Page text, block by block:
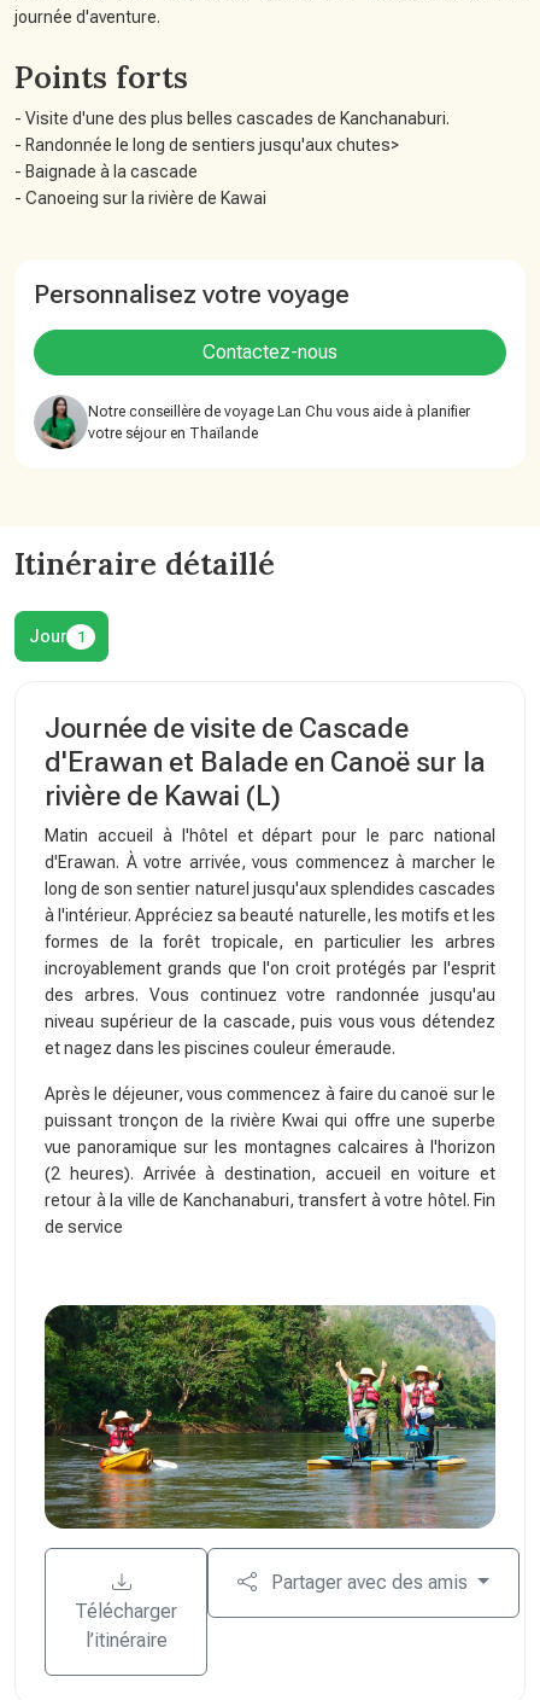
journée d'aventure.
Points forts
- Visite d'une des plus belles cascades de Kanchanaburi.
- Randonnée le long de sentiers jusqu'aux chutes>
- Baignade à la cascade
- Canoeing sur la rivière de Kawai
Personnalisez votre voyage
Contactez-nous
Notre conseillère de voyage Lan Chu vous aide à planifier
votre séjour en Thaïlande
Itinéraire détaillé
Jour 1
Journée de visite de Cascade
d'Erawan et Balade en Canoë sur la
rivière de Kawai (L)
Matin accueil à l'hôtel et départ pour le parc national
d'Erawan. À votre arrivée, vous commencez à marcher le
long de son sentier naturel jusqu'aux splendides cascades
à l'intérieur. Appréciez sa beauté naturelle, les motifs et les
formes de la forêt tropicale, en particulier les arbres
incroyablement grands que l'on croit protégés par l'esprit
des arbres. Vous continuez votre randonnée jusqu'au
niveau supérieur de la cascade, puis vous vous détendez
et nagez dans les piscines couleur émeraude.
Après le déjeuner, vous commencez à faire du canoë sur le
puissant tronçon de la rivière Kwai qui offre une superbe
vue panoramique sur les montagnes calcaires à l'horizon
(2 heures). Arrivée à destination, accueil en voiture et
retour à la ville de Kanchanaburi, transfert à votre hôtel. Fin
de service
Télécharger
l’itinéraire
Partager avec des amis